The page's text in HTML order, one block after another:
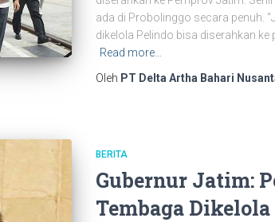
ada di Probolinggo secara penuh.
dikelola Pelindo bisa diserahkan
Read more…
Oleh PT Delta Artha Bahari
BERITA
Gubernur Jatim:
Tembaga